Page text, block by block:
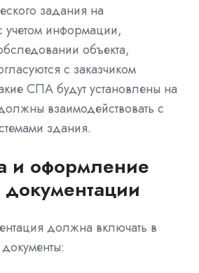
задания на
учетом информации,
объекта,
с заказчиком
СПА будут установлены на
взаимодействовать с
здания.
и оформление
должна включать в